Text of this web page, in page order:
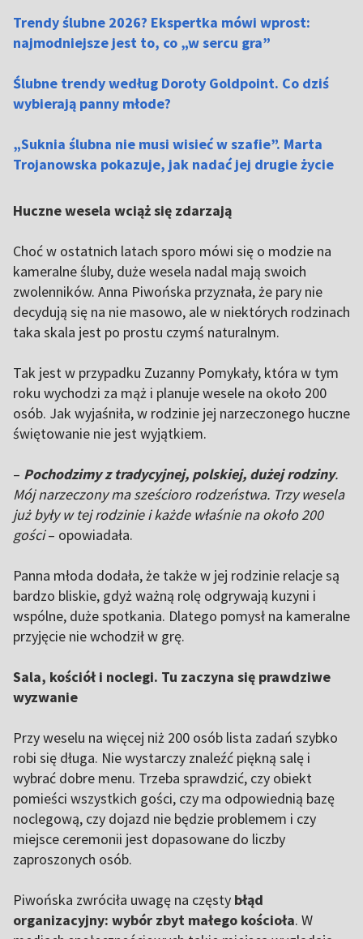
Trendy ślubne 2026? Ekspertka mówi wprost:
najmodniejsze jest to, co „w sercu gra”
Ślubne trendy według Doroty Goldpoint. Co dziś
wybierają panny młode?
„Suknia ślubna nie musi wisieć w szafie”. Marta
Trojanowska pokazuje, jak nadać jej drugie życie
Huczne wesela wciąż się zdarzają
Choć w ostatnich latach sporo mówi się o modzie na
kameralne śluby, duże wesela nadal mają swoich
zwolenników. Anna Piwońska przyznała, że pary nie
decydują się na nie masowo, ale w niektórych rodzinach
taka skala jest po prostu czymś naturalnym.
Tak jest w przypadku Zuzanny Pomykały, która w tym
roku wychodzi za mąż i planuje wesele na około 200
osób. Jak wyjaśniła, w rodzinie jej narzeczonego huczne
świętowanie nie jest wyjątkiem.
– Pochodzimy z tradycyjnej, polskiej, dużej rodziny.
Mój narzeczony ma sześcioro rodzeństwa. Trzy wesela
już były w tej rodzinie i każde właśnie na około 200
gości– opowiadała.
Panna młoda dodała, że także w jej rodzinie relacje są
bardzo bliskie, gdyż ważną rolę odgrywają kuzyni i
wspólne, duże spotkania. Dlatego pomysł na kameralne
przyjęcie nie wchodził w grę.
Sala, kościół i noclegi. Tu zaczyna się prawdziwe
wyzwanie
Przy weselu na więcej niż 200 osób lista zadań szybko
robi się długa. Nie wystarczy znaleźć piękną salę i
wybrać dobre menu. Trzeba sprawdzić, czy obiekt
pomieści wszystkich gości, czy ma odpowiednią bazę
noclegową, czy dojazd nie będzie problemem i czy
miejsce ceremonii jest dopasowane do liczby
zaproszonych osób.
Piwońska zwróciła uwagę na częsty błąd
organizacyjny: wybór zbyt małego kościoła. W